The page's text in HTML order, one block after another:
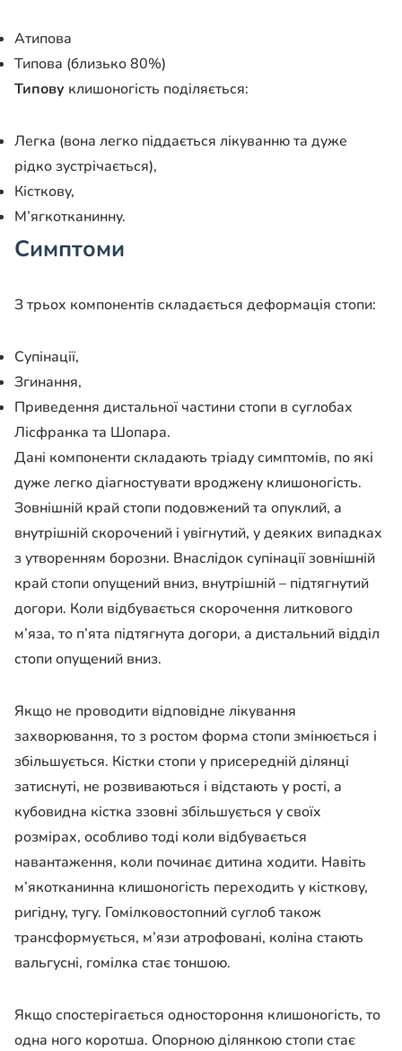
Атипова
Типова (близько 80%)
Типову клишоногість поділяється:
Легка (вона легко піддається лікуванню та дуже
рідко зустрічається),
Кісткову,
М’ягкотканинну.
Симптоми
З трьох компонентів складається деформація стопи:
Супінації,
Згинання,
Приведення дистальної частини стопи в суглобах
Лісфранка та Шопара.
Дані компоненти складають тріаду симптомів, по які
дуже легко діагностувати вроджену клишоногість.
Зовнішній край стопи подовжений та опуклий, а
внутрішній скорочений і увігнутий, у деяких випадках
з утворенням борозни. Внаслідок супінації зовнішній
край стопи опущений вниз, внутрішній – підтягнутий
догори. Коли відбувається скорочення литкового
м’яза, то п’ята підтягнута догори, а дистальний відділ
стопи опущений вниз.
Якщо не проводити відповідне лікування
захворювання, то з ростом форма стопи змінюється і
збільшується. Кістки стопи у присередній ділянці
затиснуті, не розвиваються і відстають у рості, а
кубовидна кістка ззовні збільшується у своїх
розмірах, особливо тоді коли відбувається
навантаження, коли починає дитина ходити. Навіть
м’якотканинна клишоногість переходить у кісткову,
ригідну, тугу. Гомілковостопний суглоб також
трансформується, м’язи атрофовані, коліна стають
вальгусні, гомілка стає тоншою.
Якщо спостерігається одностороння клишоногість, то
одна ного коротша. Опорною ділянкою стопи стає